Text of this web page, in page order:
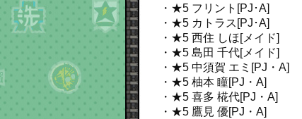
・★5 フリント[PJ･A]
・★5 カトラス[PJ･A]
・★5 西住 しほ[メイド]
・★5 島田 千代[メイド]
・★5 中須賀 エミ[PJ・A]
・★5 柚本 瞳[PJ・A]
・★5 喜多 椛代[PJ・A]
・★5 鷹見 優[PJ・A]